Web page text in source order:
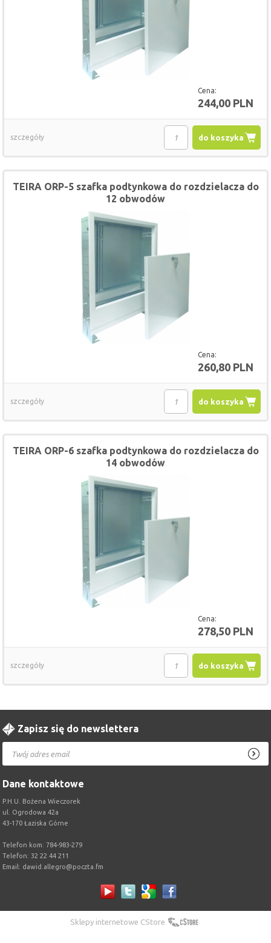
Cena:
244,00 PLN
do koszyka
szczegóły
Cena:
260,80 PLN
TEIRA ORP-5 szafka podtynkowa do rozdzielacza do
12 obwodów
do koszyka
szczegóły
Cena:
278,50 PLN
TEIRA ORP-6 szafka podtynkowa do rozdzielacza do
14 obwodów
do koszyka
szczegóły
Zapisz się do newslettera
Dane kontaktowe
P.H.U. Bożena Wieczorek
ul. Ogrodowa 42a
43-170 Łaziska Górne
Telefon kom: 784-983-279
Telefon: 32 22 44 211
Email: dawid.allegro@poczta.fm
Sklepy internetowe CStore